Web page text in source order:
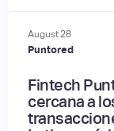
August 28
Puntored
Fintech
cercana a